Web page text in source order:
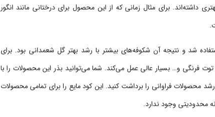
داشته‌اند. برای مثال زمانی که از این محصول برای درختانی مانند انگور
شد و نتیجه آن شکوفه‌های بیشتر با رشد بهتر گل شعمدانی بود. برای
توت فرنگی و… بسیار عالی عمل می‌کند. شما می‌توانید بذر این محصولات را با
فراوانی را برداشت کنید. این کود مایع را برای تمامی محصولات
محدودیتی وجود ندارد.